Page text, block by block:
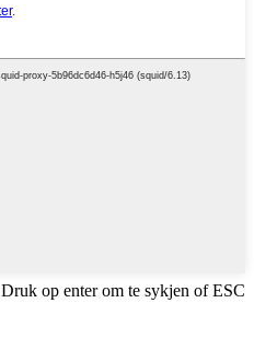
Druk op enter om te sykjen of ESC